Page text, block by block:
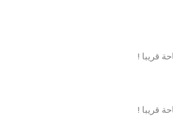
قريبا !
قريبا !